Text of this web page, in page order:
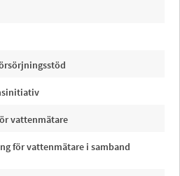
vattenmätare
för vattenmätare i samband